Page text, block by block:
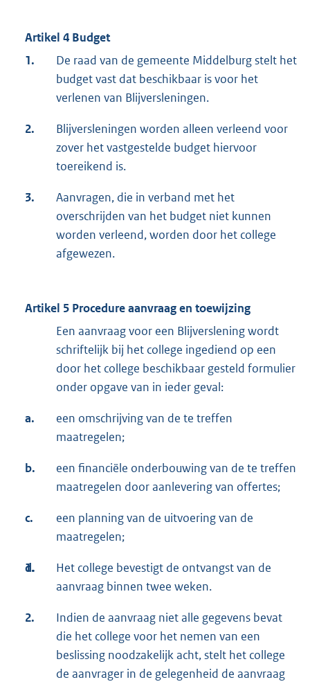
Artikel 4 Budget
1.
De raad van de gemeente Middelburg stelt het
budget vast dat beschikbaar is voor het
verlenen van Blijversleningen.
2.
Blijversleningen worden alleen verleend voor
zover het vastgestelde budget hiervoor
toereikend is.
3.
Aanvragen, die in verband met het
overschrijden van het budget niet kunnen
worden verleend, worden door het college
afgewezen.
Artikel 5 Procedure aanvraag en toewijzing
Een aanvraag voor een Blijverslening wordt
schriftelijk bij het college ingediend op een
door het college beschikbaar gesteld formulier
onder opgave van in ieder geval:
a.
een omschrijving van de te treffen
maatregelen;
b.
een financiële onderbouwing van de te treffen
maatregelen door aanlevering van offertes;
c.
een planning van de uitvoering van de
maatregelen;
d.
1.
Het college bevestigt de ontvangst van de
aanvraag binnen twee weken.
2.
Indien de aanvraag niet alle gegevens bevat
die het college voor het nemen van een
beslissing noodzakelijk acht, stelt het college
de aanvrager in de gelegenheid de aanvraag